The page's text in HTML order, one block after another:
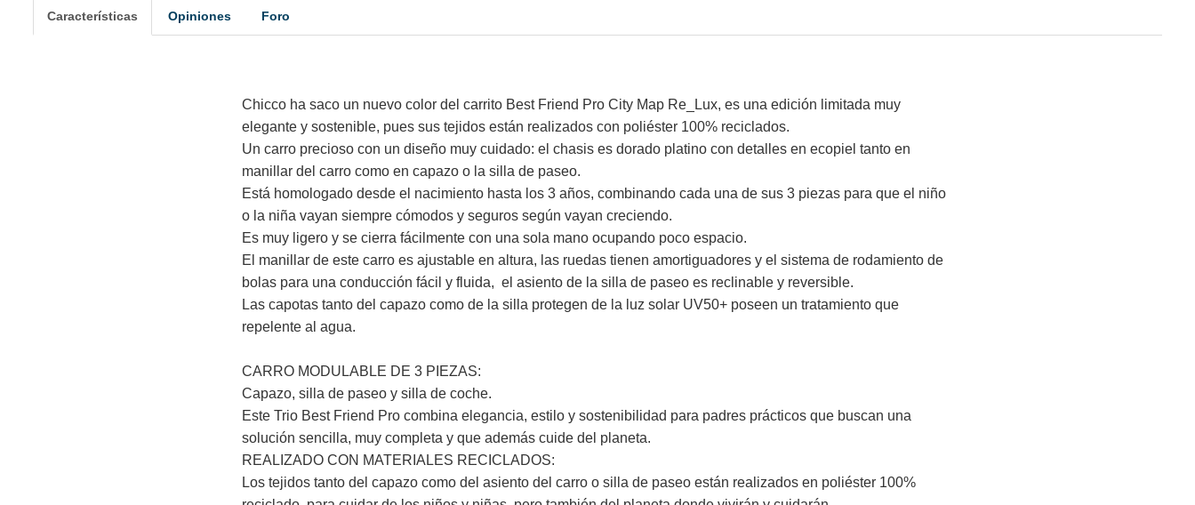
Características Opiniones Foro
Chicco ha saco un nuevo color del carrito Best Friend Pro City Map Re_Lux, es una edición limitada muy
elegante y sostenible, pues sus tejidos están realizados con poliéster 100% reciclados.
Un carro precioso con un diseño muy cuidado: el chasis es dorado platino con detalles en ecopiel tanto en
manillar del carro como en capazo o la silla de paseo.
Está homologado desde el nacimiento hasta los 3 años, combinando cada una de sus 3 piezas para que el niño
o la niña vayan siempre cómodos y seguros según vayan creciendo.
Es muy ligero y se cierra fácilmente con una sola mano ocupando poco espacio.
El manillar de este carro es ajustable en altura, las ruedas tienen amortiguadores y el sistema de rodamiento de
bolas para una conducción fácil y fluida, el asiento de la silla de paseo es reclinable y reversible.
Las capotas tanto del capazo como de la silla protegen de la luz solar UV50+ poseen un tratamiento que
repelente al agua.
CARRO MODULABLE DE 3 PIEZAS:
Capazo, silla de paseo y silla de coche.
Este Trio Best Friend Pro combina elegancia, estilo y sostenibilidad para padres prácticos que buscan una
solución sencilla, muy completa y que además cuide del planeta.
REALIZADO CON MATERIALES RECICLADOS:
Los tejidos tanto del capazo como del asiento del carro o silla de paseo están realizados en poliéster 100%